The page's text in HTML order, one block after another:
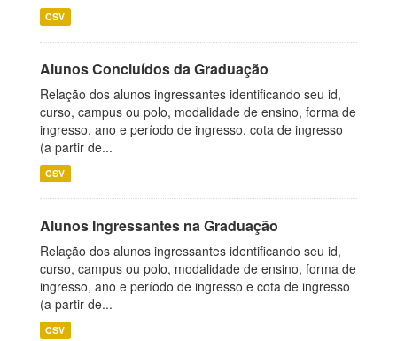
CSV
Alunos Concluídos da Graduação
Relação dos alunos ingressantes identificando seu id,
curso, campus ou polo, modalidade de ensino, forma de
ingresso, ano e período de ingresso, cota de ingresso
(a partir de...
CSV
Alunos Ingressantes na Graduação
Relação dos alunos ingressantes identificando seu id,
curso, campus ou polo, modalidade de ensino, forma de
ingresso, ano e período de ingresso e cota de ingresso
(a partir de...
CSV